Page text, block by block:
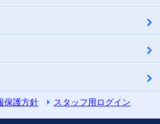
保護方針 スタッフ用ログイン